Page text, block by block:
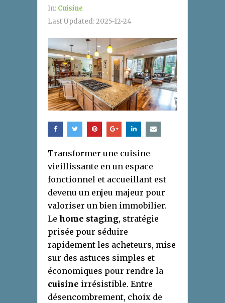
In: Cuisine
Last Updated:2025-12-24
Transformer une cuisine
vieillissante en un espace
fonctionnel et accueillant est
devenu un enjeu majeur pour
valoriser un bien immobilier.
Le home staging, stratégie
prisée pour séduire
rapidement les acheteurs, mise
sur des astuces simples et
économiques pour rendre la
cuisine irrésistible. Entre
désencombrement, choix de